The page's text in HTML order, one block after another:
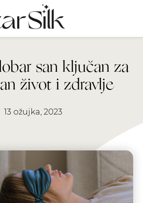
san ključan za
život i zdravlje
13 ožujka, 2023